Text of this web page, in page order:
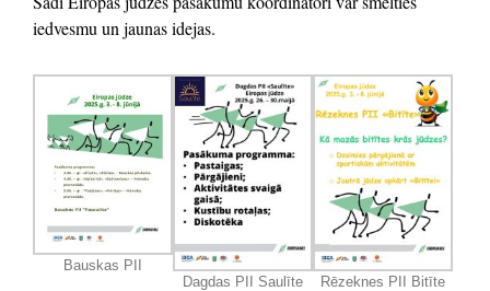
iedvesmu un jaunas idejas.
Bauskas PII
Dagdas PII Saulīte
Rēzeknes PII Bitīte